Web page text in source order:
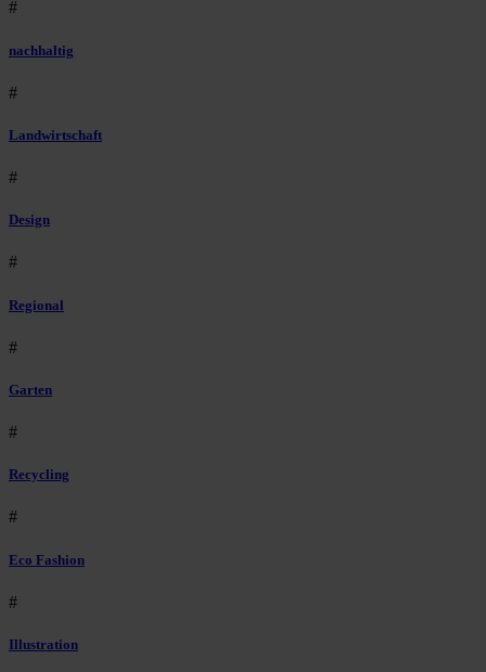
#
nachhaltig
#
Landwirtschaft
#
Design
#
Regional
#
Garten
#
Recycling
#
Eco Fashion
#
Illustration